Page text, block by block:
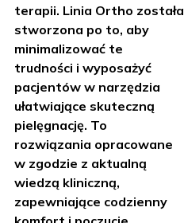
terapii. Linia Ortho została
stworzona po to, aby
minimalizować te
trudności i wyposażyć
pacjentów w narzędzia
ułatwiające skuteczną
pielęgnację. To
rozwiązania opracowane
w zgodzie z aktualną
wiedzą kliniczną,
zapewniające codzienny